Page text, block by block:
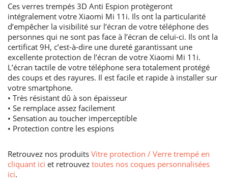
Ces verres trempés 3D Anti Espion protègeront
intégralement votre Xiaomi Mi 11i. Ils ont la particularité
d’empêcher la visibilité sur l’écran de votre téléphone des
personnes qui ne sont pas face à l’écran de celui-ci. Ils ont la
certificat 9H, c’est-à-dire une dureté garantissant une
excellente protection de l’écran de votre Xiaomi Mi 11i.
L’écran tactile de votre téléphone sera totalement protégé
des coups et des rayures. Il est facile et rapide à installer sur
votre smartphone.
• Très résistant dû à son épaisseur
• Se remplace assez facilement
• Sensation au toucher imperceptible
• Protection contre les espions
Retrouvez nos produits Vitre protection / Verre trempé en
cliquant ici et retrouvez toutes nos coques personnalisées
ici.